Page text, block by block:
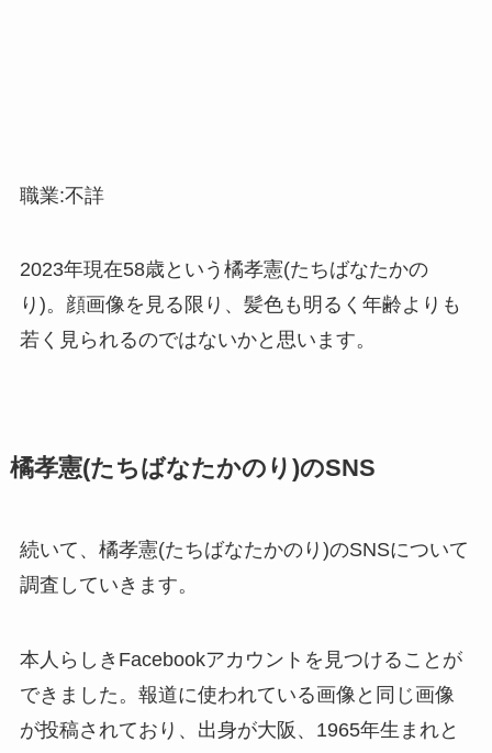
職業:不詳
2023年現在58歳という橘孝憲(たちばなたかの
り)。顔画像を見る限り、髪色も明るく年齢よりも
若く見られるのではないかと思います。
橘孝憲(たちばなたかのり)のSNS
続いて、橘孝憲(たちばなたかのり)のSNSについて
調査していきます。
本人らしきFacebookアカウントを見つけることが
できました。報道に使われている画像と同じ画像
が投稿されており、出身が大阪、1965年生まれと